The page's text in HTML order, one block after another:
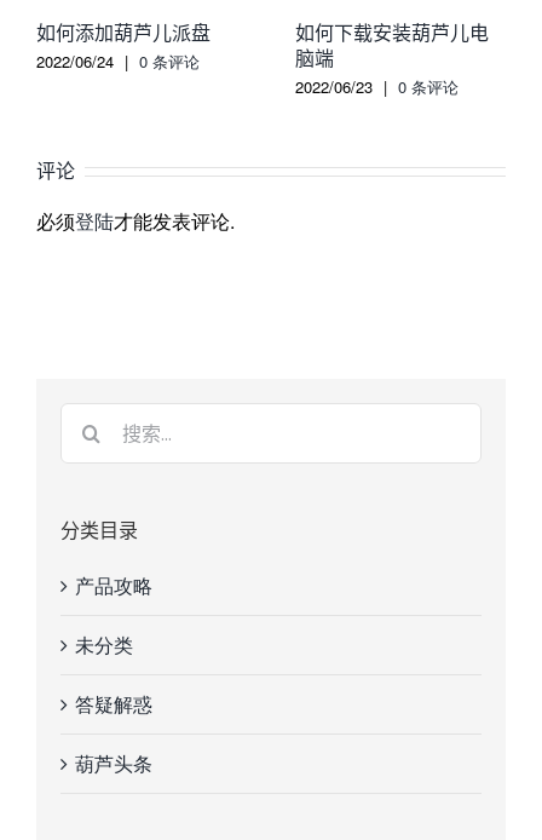
如何添加葫芦儿派盘
2022/06/24 | 0 条评论
如何下载安装葫芦儿电
脑端
2022/06/23 | 0 条评论
评论
必须登陆才能发表评论.
分类目录
产品攻略
未分类
答疑解惑
葫芦头条